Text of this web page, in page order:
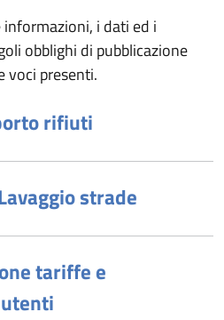
informazioni, i dati ed i
obblighi di pubblicazione
voci presenti.
rifiuti
strade
tariffe e